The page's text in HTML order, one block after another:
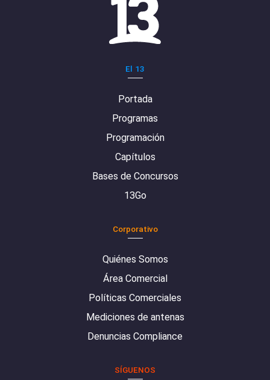
El 13
Portada
Programas
Programación
Capítulos
Bases de Concursos
13Go
Corporativo
Quiénes Somos
Área Comercial
Políticas Comerciales
Mediciones de antenas
Denuncias Compliance
SÍGUENOS